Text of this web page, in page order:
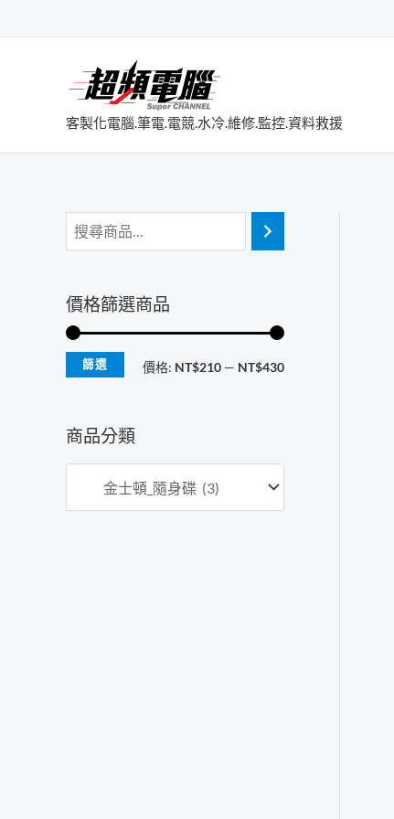
客製化電腦.筆電.電競.水冷.維修.監控.資料救援
價格篩選商品
最
最
篩選 價格: NT$210 — NT$430
商品分類